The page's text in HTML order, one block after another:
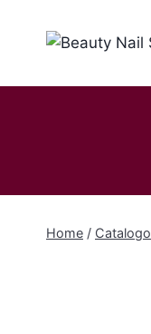
Home / Catalogo